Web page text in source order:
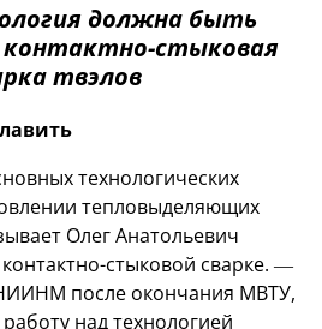
должна быть
контактно-стыковая
твэлов
технологических
тепловыделяющих
Олег Анатольевич
стыковой сварке. —
после окончания МВТУ,
над технологией